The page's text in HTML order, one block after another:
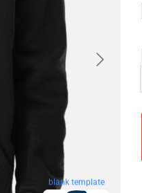
blank template